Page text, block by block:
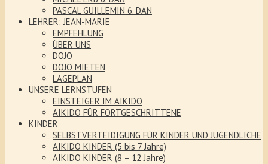
PASCAL GUILLEMIN 6. DAN
LEHRER: JEAN-MARIE
EMPFEHLUNG
ÜBER UNS
DOJO
DOJO MIETEN
LAGEPLAN
UNSERE LERNSTUFEN
EINSTEIGER IM AIKIDO
AIKIDO FÜR FORTGESCHRITTENE
KINDER
SELBSTVERTEIDIGUNG FÜR KINDER UND JUGENDLICHE
AIKIDO KINDER (5 bis 7 Jahre)
AIKIDO KINDER (8 – 12 Jahre)